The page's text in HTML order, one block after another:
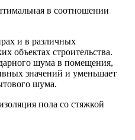
в соотношении
и в различных
объектах строительства.
шума в помещения,
значений и уменьшает
шума.
пола со стяжкой